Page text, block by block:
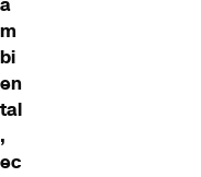
m
bi
en
tal
,
ec